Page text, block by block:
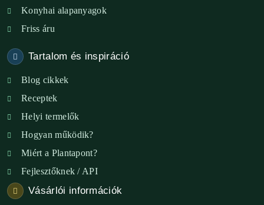
XXIII. ker. – Panelpék
Konyhai alapanyagok
Friss áru
Tartalom és inspiráció
Blog cikkek
Receptek
Helyi termelők
Hogyan működik?
Miért a Plantapont?
Fejlesztőknek / API
Vásárlói információk